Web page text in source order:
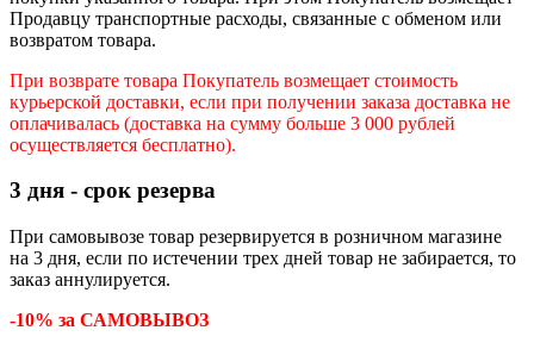
Продавцу транспортные расходы, связанные с обменом или
возвратом товара.
При возврате товара Покупатель возмещает стоимость
курьерской доставки, если при получении заказа доставка не
оплачивалась (доставка на сумму больше 3 000 рублей
осуществляется бесплатно).
3 дня - срок резерва
При самовывозе товар резервируется в розничном магазине
на 3 дня, если по истечении трех дней товар не забирается, то
заказ аннулируется.
-10% за САМОВЫВОЗ